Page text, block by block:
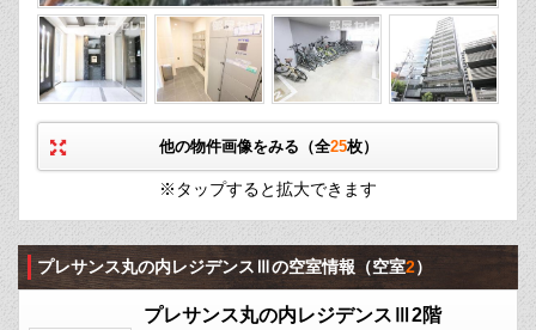
他の物件画像をみる（全25枚）
※タップすると拡大できます
プレサンス丸の内レジデンスⅢの空室情報 （空室2）
プレサンス丸の内レジデンスⅢ2階